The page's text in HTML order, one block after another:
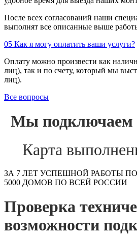
После всех согласований наши
выполнят все описанные выше
05 Как я могу оплатить ваши услуги?
Оплату можно произвести как
лиц), так и по счету, который мы
лиц).
Все вопросы
Мы подключаем
Карта
ЗА 7 ЛЕТ УСПЕШНОЙ РАБОТЫ
5000 ДОМОВ ПО ВСЕЙ РОССИИ
Проверка
возможности